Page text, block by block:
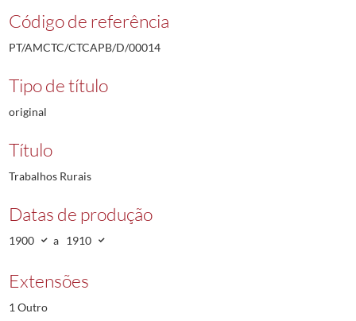
Código de referência
PT/AMCTC/CTCAPB/D/00014
Tipo de título
original
Título
Trabalhos Rurais
Datas de produção
1900 a 1910
Extensões
1 Outro